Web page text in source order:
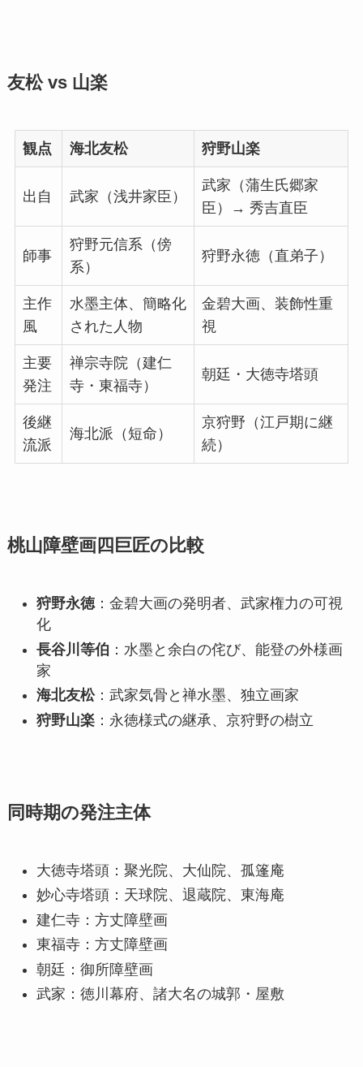
友松 vs 山楽
観点 海北友松 狩野山楽
出自 武家（浅井家臣）
武家（蒲生氏郷家
臣）→ 秀吉直臣
師事
狩野元信系（傍
系）
狩野永徳（直弟子）
主作
風
水墨主体、簡略化
された人物
金碧大画、装飾性重
視
主要
発注
禅宗寺院（建仁
寺・東福寺）
朝廷・大徳寺塔頭
後継
流派
海北派（短命）
京狩野（江戸期に継
続）
桃山障壁画四巨匠の比較
狩野永徳：金碧大画の発明者、武家権力の可視
化
長谷川等伯 ：水墨と余白の侘び、能登の外様画
家
海北友松：武家気骨と禅水墨、独立画家
狩野山楽：永徳様式の継承、京狩野の樹立
同時期の発注主体
大徳寺塔頭：聚光院、大仙院、孤篷庵
妙心寺塔頭：天球院、退蔵院、東海庵
建仁寺：方丈障壁画
東福寺：方丈障壁画
朝廷：御所障壁画
武家：徳川幕府、諸大名の城郭・屋敷